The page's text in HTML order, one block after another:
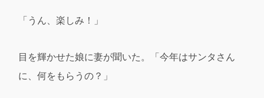
「うん、楽しみ！」
目を輝かせた娘に妻が聞いた。「今年はサンタさん
に、何をもらうの？」